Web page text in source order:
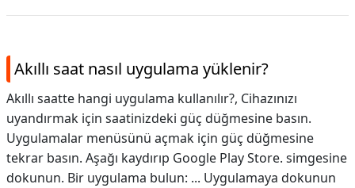
Akıllı saat nasıl uygulama yüklenir?
Akıllı saatte hangi uygulama kullanılır?, Cihazınızı
uyandırmak için saatinizdeki güç düğmesine basın.
Uygulamalar menüsünü açmak için güç düğmesine
tekrar basın. Aşağı kaydırıp Google Play Store. simgesine
dokunun. Bir uygulama bulun: ... Uygulamaya dokunun